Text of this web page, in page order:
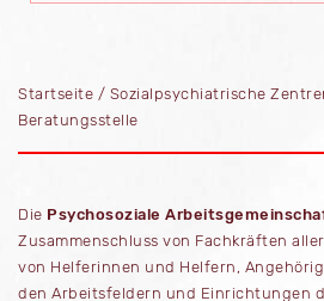
Startseite / Sozialpsychiatrische
Beratungsstelle
Die Psychosoziale
Zusammenschluss von Fachkräften
von Helferinnen und Helfern,
den Arbeitsfeldern und Einrichtungen